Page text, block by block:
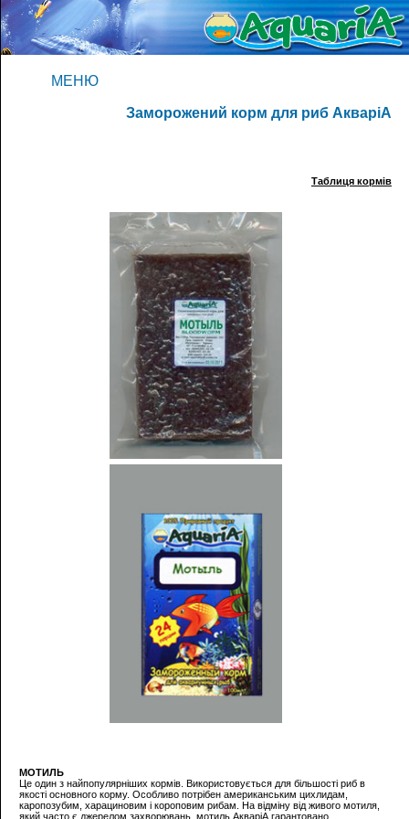
МЕНЮ
Заморожений корм для риб АкваріА
Таблиця кормів
МОТИЛЬ
Це один з найпопулярніших кормів. Використовується для більшості риб в
якості основного корму. Особливо потрібен американським цихлидам,
каропозубим, харациновим і короповим рибам. На відміну від живого мотиля,
який часто є джерелом захворювань, мотиль АкваріА гарантовано